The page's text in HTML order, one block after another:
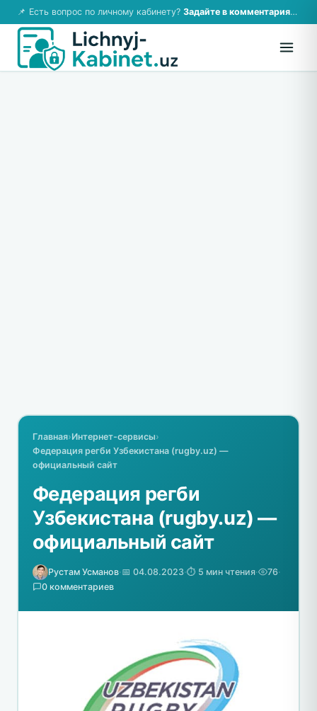
📌 Есть вопрос по личному кабинету? Задайте в комментариях — ответим!
Главная›Интернет-сервисы›
Федерация регби Узбекистана (rugby.uz) —
официальный сайт
Федерация регби
Узбекистана (rugby.uz) —
официальный сайт
Рустам Усманов·📅 04.08.2023·⏱️ 5 мин чтения· 76·
0 комментариев